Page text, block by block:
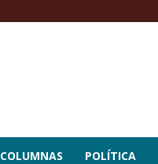
COLUMNAS POLÍTICA